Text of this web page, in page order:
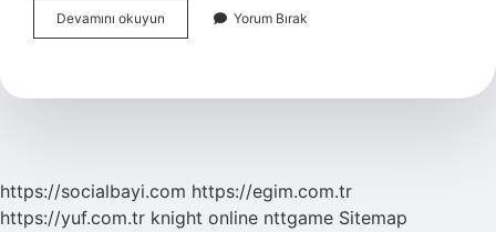
Devamını okuyun
Hangi
Yorum Bırak
https://socialbayi.com https://egim.com.tr
https://yuf.com.tr knight online nttgame Sitemap